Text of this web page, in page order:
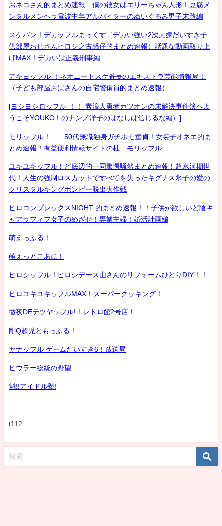
おネコさん的まとめ速報 僕の彼女はエリーちゃん人形！豆腐メ
ンタルメンヘラ電波中年アルバイターのぬいぐるみ男子末路編
スケバン！デカッフルまっくす（デカい強い2次元嫁だいすき子
供部屋おじさんヒロシ之古惑仔的まとめ速報）話題な動画取り上
げMAX！デカいは正義刑事編
アキヨッフル-！ネオニートスケ番長のエキストラ芸能情報局！
（子ども部屋おばさんの自宅警備員的まとめ速報）
[ヨシヨシロッフル-！！-素浪人勇者カツオンの未解決事件簿へよ
うこそYOUKO！のナンノ洋子のはなしは信じるな編）]
モリッフル！ 50代無職独身ガチホモ童貞！女装子オネエ的ま
とめ速報！有益便利情報サイトの杜 モリッフル
ユキユキッフル！ど底辺的一同驚愕騒然まとめ速報！超氷河期世
代！人生の強制ロスカットですべてを失ったキグナス氷子の愛の
クリスタルキングボンビー脱出大作戦
ヒロコンプレックスNIGHT 的まとめ速報！！子供が欲しいど陰キ
ャアラフィフ女子のめざせ！専業主婦！婚活計画編
萌えっふる！
萌えっとこあに！
ヒロシッフル！ヒロシデース山さんのリフォームひとりDIY！！
ヒロユキユキッフルMAX！スーパークッキング！
徹夜DEテツヤッフル!！レトロ館2号店！
剛Q超児ともっふる！
ヤナッフル ゲームだいすき6！放送局
ヒウラー総統の野望
魁!!アイドル塾!
t112